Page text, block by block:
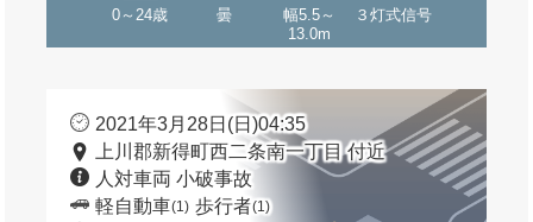
0～24歳 曇
幅5.5～
13.0m
３灯式信号
2021年3月28日(日)04:35
上川郡新得町西二条南一丁目 付近
人対車両 小破事故
軽自動車(1) 歩行者(1)